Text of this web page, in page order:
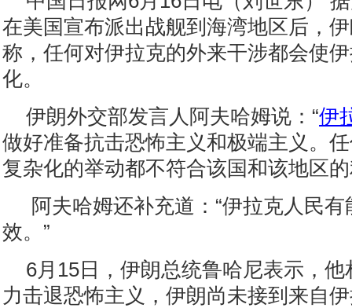
在美国宣布派出战舰到海湾地区后，
称，任何对伊拉克的外来干涉都会使
化。
伊朗外交部发言人阿夫哈姆说：“伊
做好准备抗击恐怖主义和极端主义。
复杂化的举动都不符合该国和该地区的
阿夫哈姆还补充道：“伊拉克人民
效。”
6月15日，伊朗总统鲁哈尼表示，
力击退恐怖主义，伊朗尚未接到来自